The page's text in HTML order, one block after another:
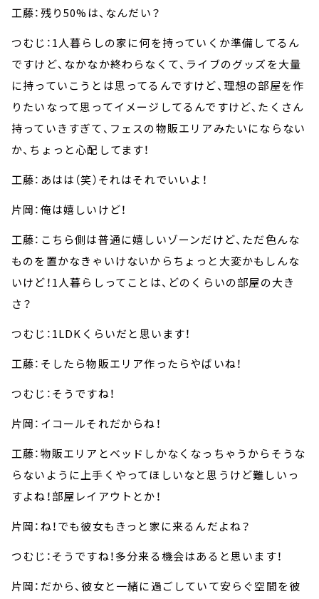
工藤：残り50%は、なんだい？
つむじ：1人暮らしの家に何を持っていくか準備してるん
ですけど、なかなか終わらなくて、ライブのグッズを大量
に持っていこうとは思ってるんですけど、理想の部屋を作
りたいなって思ってイメージしてるんですけど、たくさん
持っていきすぎて、フェスの物販エリアみたいにならない
か、ちょっと心配してます！
工藤：あはは（笑）それはそれでいいよ！
片岡：俺は嬉しいけど！
工藤：こちら側は普通に嬉しいゾーンだけど、ただ色んな
ものを置かなきゃいけないからちょっと大変かもしんな
いけど！1人暮らしってことは、どのくらいの部屋の大き
さ？
つむじ：1LDKくらいだと思います！
工藤：そしたら物販エリア作ったらやばいね！
つむじ：そうですね！
片岡：イコールそれだからね！
工藤：物販エリアとベッドしかなくなっちゃうからそうな
らないように上手くやってほしいなと思うけど難しいっ
すよね！部屋レイアウトとか！
片岡：ね！でも彼女もきっと家に来るんだよね？
つむじ：そうですね！多分来る機会はあると思います！
片岡：だから、彼女と一緒に過ごしていて安らぐ空間を彼